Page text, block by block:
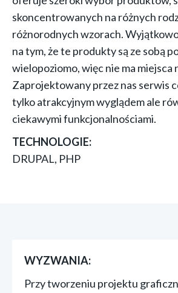
skoncentrowanych na różnych
różnorodnych wzorach.
na tym, że te produkty są ze sobą
wielopoziomo, więc nie ma miejsca
Zaprojektowany przez nas serwis
tylko atrakcyjnym wyglądem ale
ciekawymi funkcjonalnościami.
TECHNOLOGIE:
DRUPAL, PHP
WYZWANIA:
Przy tworzeniu projektu